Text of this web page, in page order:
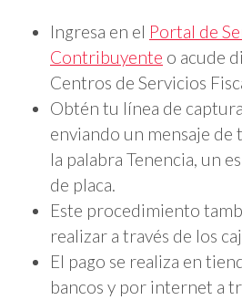
Ingresa en el Portal de
Contribuyente o acude
Centros de Servicios
Obtén tu línea de
enviando un mensaje de
la palabra Tenencia, un
de placa.
Este procedimiento
realizar a través de los
El pago se realiza en
bancos y por internet a